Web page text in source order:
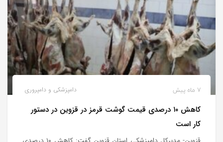
دامپزشکی و دامپروری 7 ماه پیش
کاهش ۱۰ درصدی قیمت گوشت قرمز در قزوین در دستور
کار است